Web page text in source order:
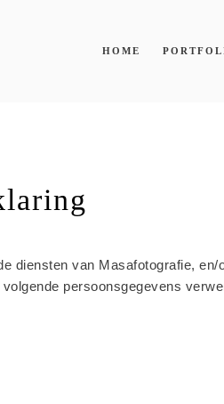
HOME
diensten van Masafotografie,
persoonsgegevens